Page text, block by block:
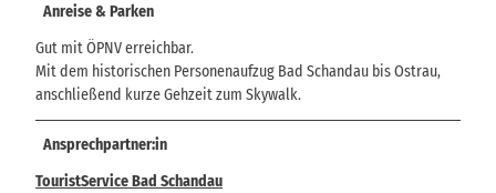
Anreise & Parken
Gut mit ÖPNV erreichbar.
Mit dem historischen Personenaufzug Bad Schandau bis Ostrau,
anschließend kurze Gehzeit zum Skywalk.
Ansprechpartner:in
TouristService Bad Schandau